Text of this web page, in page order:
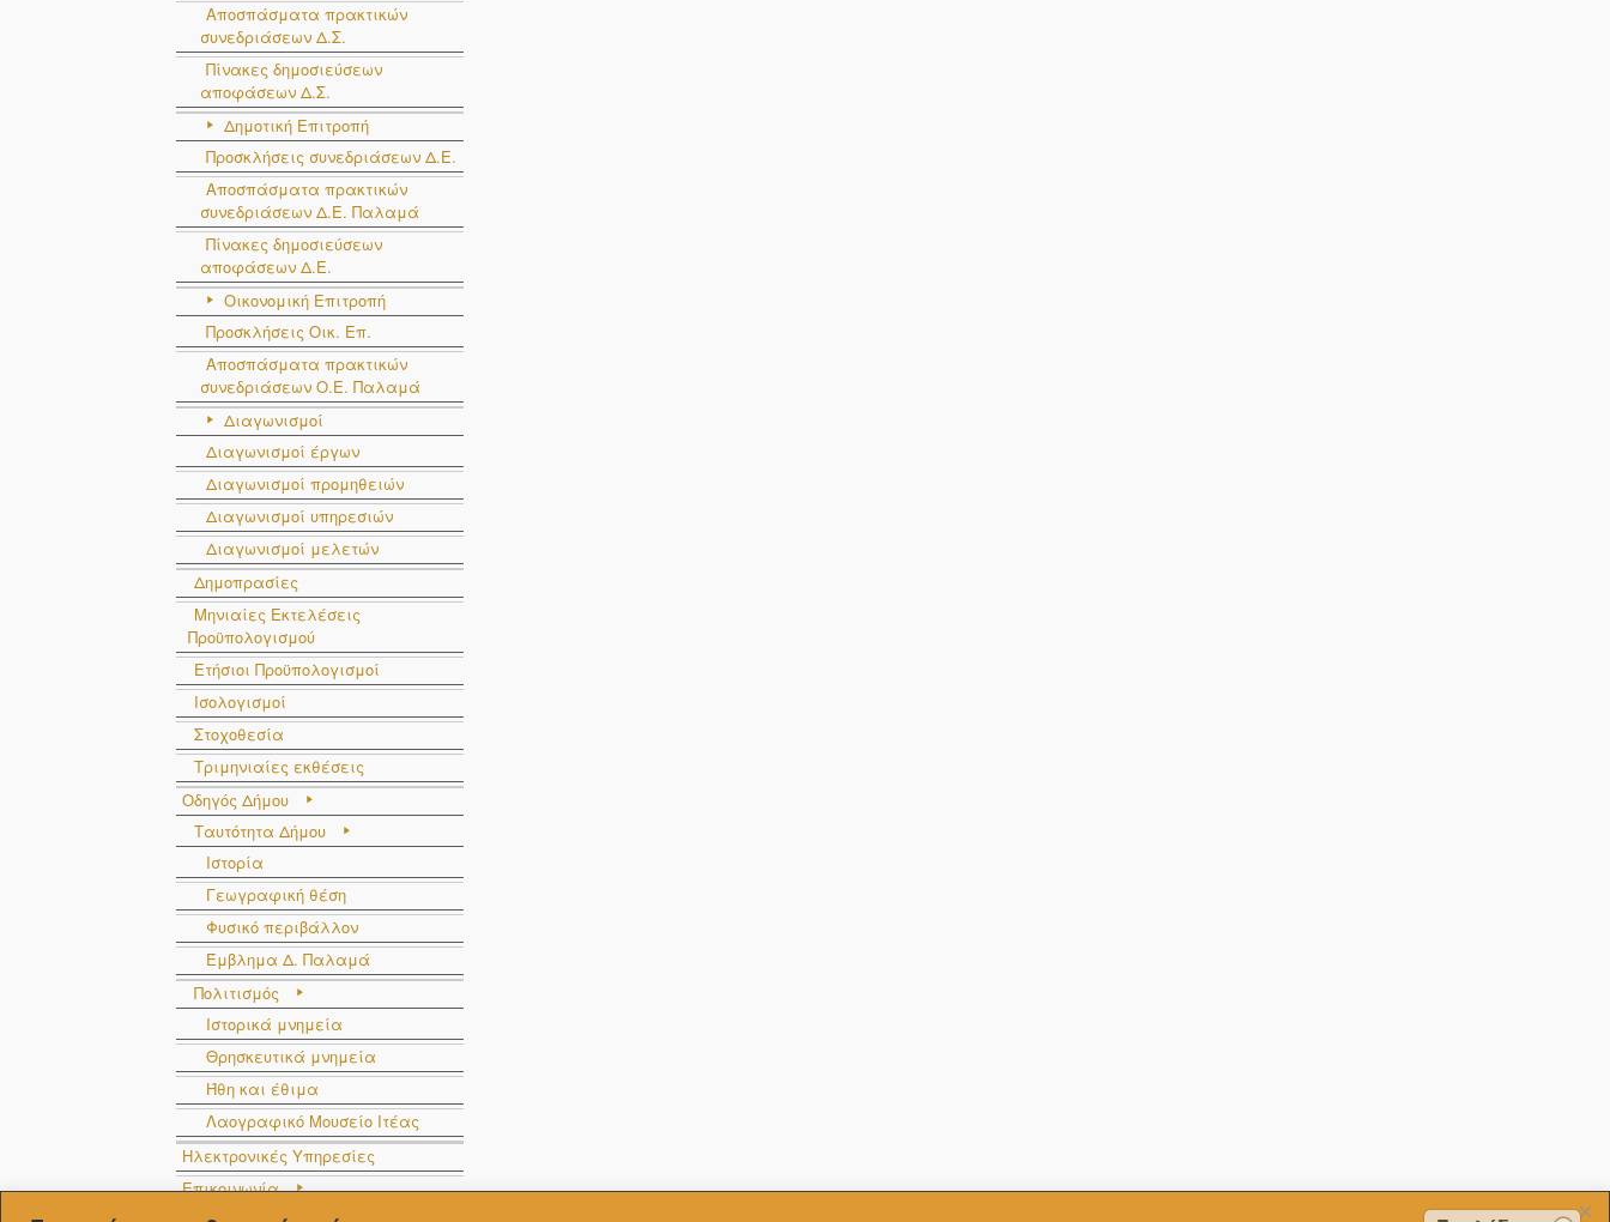
Αποσπάσματα πρακτικών
συνεδριάσεων Δ.Σ.
Πίνακες δημοσιεύσεων
αποφάσεων Δ.Σ.
Δημοτική Επιτροπή
Προσκλήσεις συνεδριάσεων Δ.Ε.
Αποσπάσματα πρακτικών
συνεδριάσεων Δ.E. Παλαμά
Πίνακες δημοσιεύσεων
αποφάσεων Δ.Ε.
Οικονομική Επιτροπή
Προσκλήσεις Οικ. Επ.
Αποσπάσματα πρακτικών
συνεδριάσεων Ο.E. Παλαμά
Διαγωνισμοί
Διαγωνισμοί έργων
Διαγωνισμοί προμηθειών
Διαγωνισμοί υπηρεσιών
Διαγωνισμοί μελετών
Δημοπρασίες
Μηνιαίες Εκτελέσεις
Προϋπολογισμού
Ετήσιοι Προϋπολογισμοί
Ισολογισμοί
Στοχοθεσία
Τριμηνιαίες εκθέσεις
Οδηγός Δήμου
Ταυτότητα Δήμου
Ιστορία
Γεωγραφική θέση
Φυσικό περιβάλλον
Έμβλημα Δ. Παλαμά
Πολιτισμός
Ιστορικά μνημεία
Θρησκευτικά μνημεία
Ήθη και έθιμα
Λαογραφικό Μουσείο Ιτέας
Ηλεκτρονικές Υπηρεσίες
Επικοινωνία